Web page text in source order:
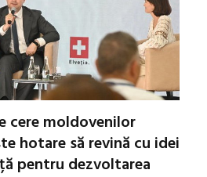
cere moldovenilor
hotare să revină cu idei
pentru dezvoltarea